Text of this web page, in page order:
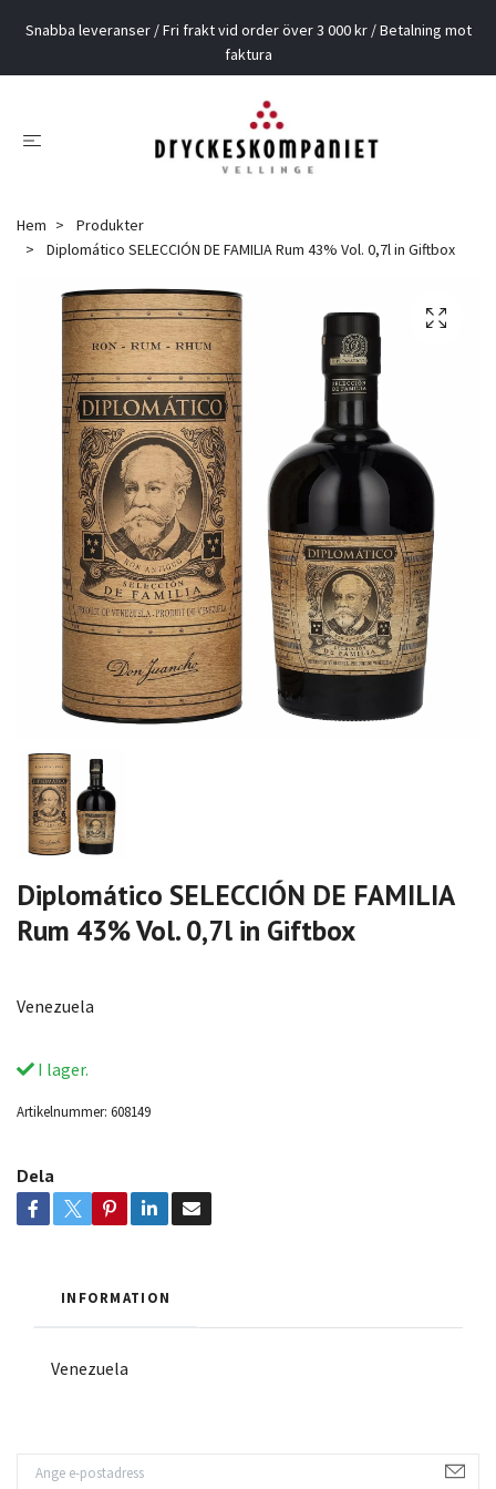
Snabba leveranser / Fri frakt vid order över 3 000 kr / Betalning mot
faktura
Hem
Produkter
Diplomático SELECCIÓN DE FAMILIA Rum 43% Vol. 0,7l in Giftbox
Diplomático SELECCIÓN DE FAMILIA
Rum 43% Vol. 0,7l in Giftbox
Venezuela
I lager.
Artikelnummer: 608149
Dela
INFORMATION
Venezuela